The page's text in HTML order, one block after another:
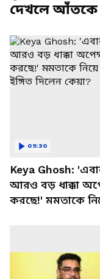
দেখলে আঁতকে
Keya Ghosh:
আরও বড় ধাক্কা
করছে!' মমতাকে
09:30